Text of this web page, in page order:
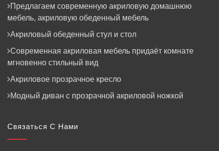
Предлагаем современную акриловую домашнюю
мебель, акриловую обеденный мебель
Акриловый обеденный стул и стол
Современная акриловая мебель придаёт комнате
мгновенно стильный вид
Акриловое прозрачное кресло
Модный диван с прозрачной акриловой ножкой
Связаться С Нами